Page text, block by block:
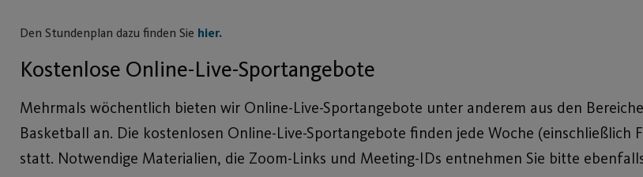
Den Stundenplan dazu finden Sie hier.
Kostenlose Online-Live-Sportangebote
Mehrmals wöchentlich bieten wir Online-Live-Sportangebote unter anderem aus den
Basketball an. Die kostenlosen Online-Live-Sportangebote finden jede Woche (einschließlich
statt. Notwendige Materialien, die Zoom-Links und Meeting-IDs entnehmen Sie bitte